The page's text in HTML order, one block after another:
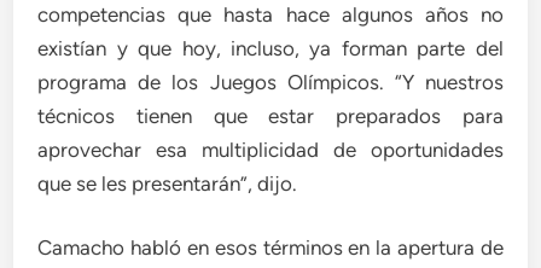
competencias que hasta hace algunos años no
existían y que hoy, incluso, ya forman parte del
programa de los Juegos Olímpicos. “Y nuestros
técnicos tienen que estar preparados para
aprovechar esa multiplicidad de oportunidades
que se les presentarán”, dijo.
Camacho habló en esos términos en la apertura de